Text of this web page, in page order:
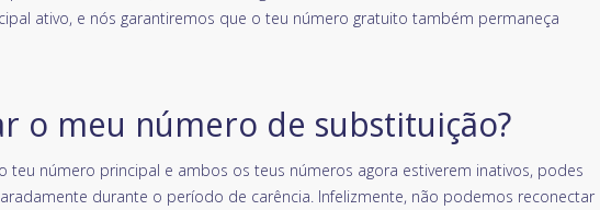
ativo, e nós garantiremos que o teu número gratuito também permaneça
o meu número de substituição?
teu número principal e ambos os teus números agora estiverem inativos, podes
durante o período de carência. Infelizmente, não podemos reconectar